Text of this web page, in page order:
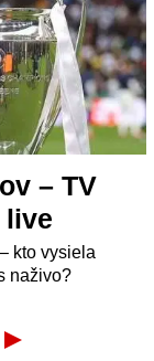
– TV
live
kto vysiela
naživo?